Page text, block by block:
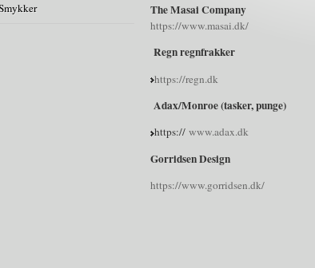
The Masai Company
https://www.masai.dk/
Regn regnfrakker
https://regn.dk
Adax/Monroe (tasker, punge)
https:// www.adax.dk
Gorridsen Design
https://www.gorridsen.dk/